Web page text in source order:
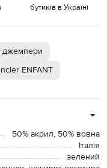
бутиків в Україні
джемпери
ENFANT
50% акрил, 50% вовна
Італія
зелений